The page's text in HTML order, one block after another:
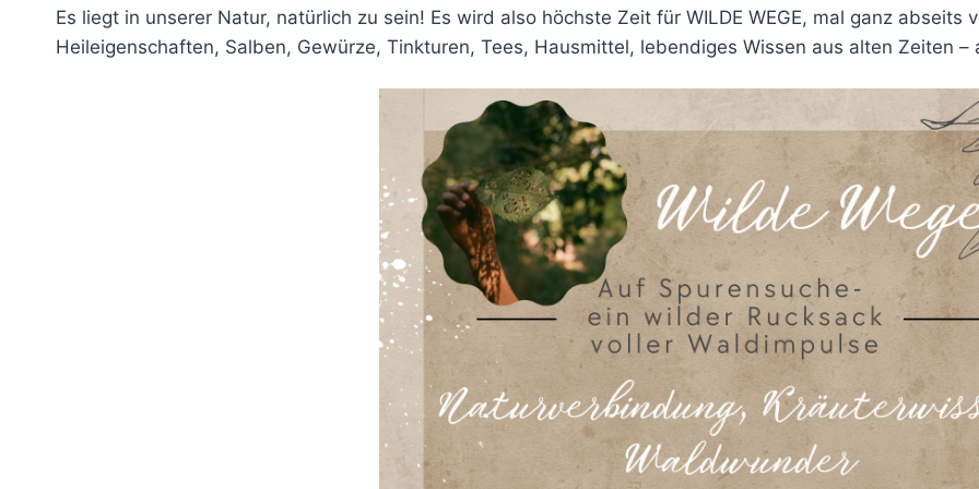
Es liegt in unserer Natur, natürlich zu sein! Es wird also höchste Zeit für WILDE WEGE, mal ganz
Heileigenschaften, Salben, Gewürze, Tinkturen, Tees, Hausmittel, lebendiges Wissen aus alten Zeiten